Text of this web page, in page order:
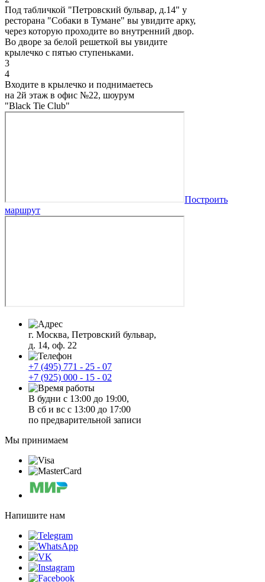
Под табличкой "Петровский бульвар, д.14" у
ресторана "Собаки в Тумане" вы увидите арку,
через которую проходите во внутренний двор.
Во дворе за белой решеткой вы увидите
крылечко с пятью ступеньками.
3
4
Входите в крылечко и поднимаетесь
на 2й этаж в офис №22, шоурум
"Black Tie Club"
Построить
маршрут
г. Москва, Петровский бульвар,
д. 14, оф. 22
+7 (495) 771 - 25 - 07
+7 (925) 000 - 15 - 02
В будни с 13:00 до 19:00,
В сб и вс с 13:00 до 17:00
по предварительной записи
Мы принимаем
Напишите нам